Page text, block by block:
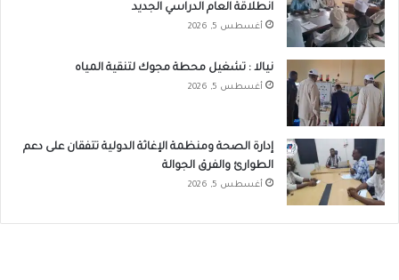
انطلاقة العام الدراسي الجديد
أغسطس 5, 2026
نيالا : تشغيل محطة مجوك لتنقية المياه
أغسطس 5, 2026
إدارة الصحة ومنظمة الإغاثة الدولية تتفقان على دعم
الطوارئ والفرق الجوالة
أغسطس 5, 2026